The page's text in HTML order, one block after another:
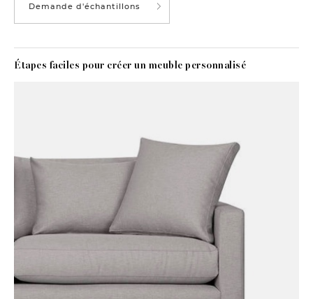
Demande d'échantillons
Étapes faciles pour créer un meuble personnalisé